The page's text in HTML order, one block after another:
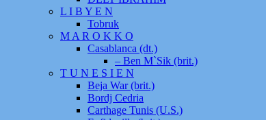
L I B Y E N
Tobruk
M A R O K K O
Casablanca (dt.)
– Ben M`Sik (brit.)
T U N E S I E N
Beja War (brit.)
Bordj Cedria
Carthage Tunis (U.S.)